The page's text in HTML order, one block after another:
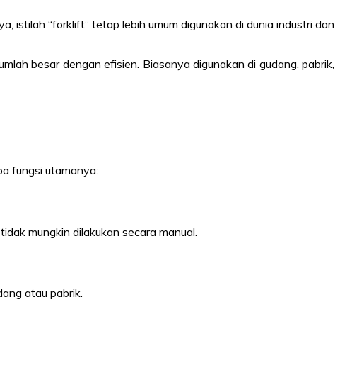
istilah “forklift” tetap lebih umum digunakan di dunia industri dan
besar dengan efisien. Biasanya digunakan di gudang, pabrik,
fungsi utamanya:
mungkin dilakukan secara manual.
atau pabrik.